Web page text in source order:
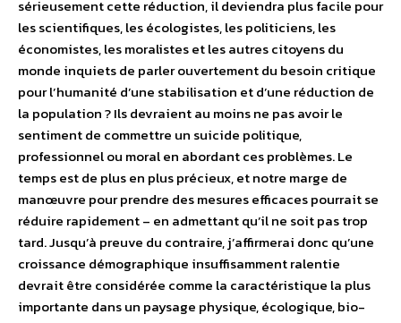
sérieusement cette réduction, il deviendra plus facile pour
les scientifiques, les écologistes, les politiciens, les
économistes, les moralistes et les autres citoyens du
monde inquiets de parler ouvertement du besoin critique
pour l’humanité d’une stabilisation et d’une réduction de
la population ? Ils devraient au moins ne pas avoir le
sentiment de commettre un suicide politique,
professionnel ou moral en abordant ces problèmes. Le
temps est de plus en plus précieux, et notre marge de
manœuvre pour prendre des mesures efficaces pourrait se
réduire rapidement – en admettant qu’il ne soit pas trop
tard. Jusqu’à preuve du contraire, j’affirmerai donc qu’une
croissance démographique insuffisamment ralentie
devrait être considérée comme la caractéristique la plus
importante dans un paysage physique, écologique, bio-